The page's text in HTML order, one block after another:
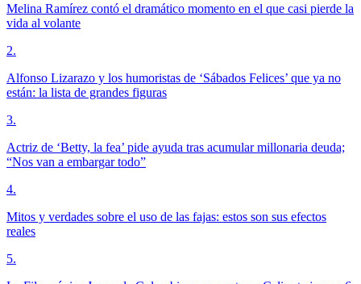
Melina Ramírez contó el dramático momento en el que casi pierde la
vida al volante
2.
Alfonso Lizarazo y los humoristas de ‘Sábados Felices’ que ya no
están: la lista de grandes figuras
3.
Actriz de ‘Betty, la fea’ pide ayuda tras acumular millonaria deuda;
“Nos van a embargar todo”
4.
Mitos y verdades sobre el uso de las fajas: estos son sus efectos
reales
5.